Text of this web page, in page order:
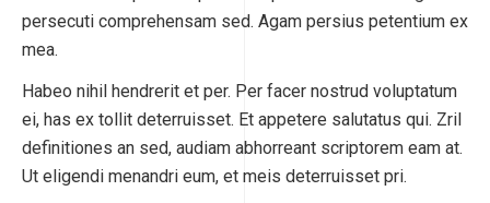
persecuti comprehensam sed. Agam persius petentium ex
mea.
Habeo nihil hendrerit et per. Per facer nostrud voluptatum
ei, has ex tollit deterruisset. Et appetere salutatus qui. Zril
definitiones an sed, audiam abhorreant scriptorem eam at.
Ut eligendi menandri eum, et meis deterruisset pri.